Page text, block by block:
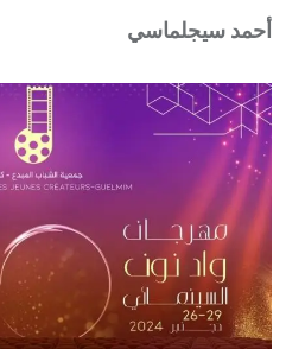
أحمد سيجلماسي